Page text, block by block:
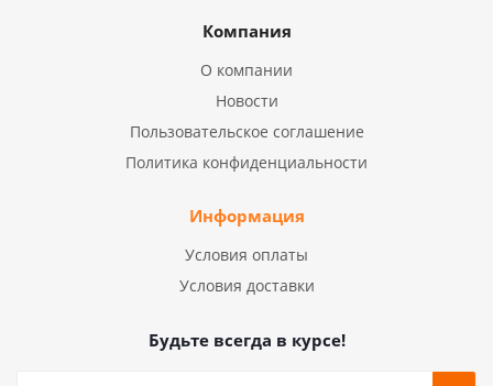
Компания
О компании
Новости
Пользовательское соглашение
Политика конфиденциальности
Информация
Условия оплаты
Условия доставки
Будьте всегда в курсе!